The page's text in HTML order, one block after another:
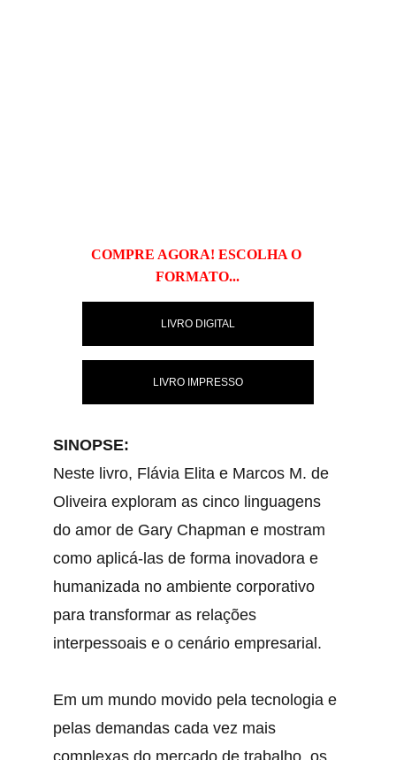
SINOPSE:
Neste livro, Flávia Elita e Marcos M. de
Oliveira exploram as cinco linguagens
do amor de Gary Chapman e mostram
como aplicá-las de forma inovadora e
humanizada no ambiente corporativo
para transformar as relações
interpessoais e o cenário empresarial.
Em um mundo movido pela tecnologia e
pelas demandas cada vez mais
complexas do mercado de trabalho, os
COMPRE AGORA! ESCOLHA O
FORMATO...
LIVRO DIGITAL
LIVRO IMPRESSO